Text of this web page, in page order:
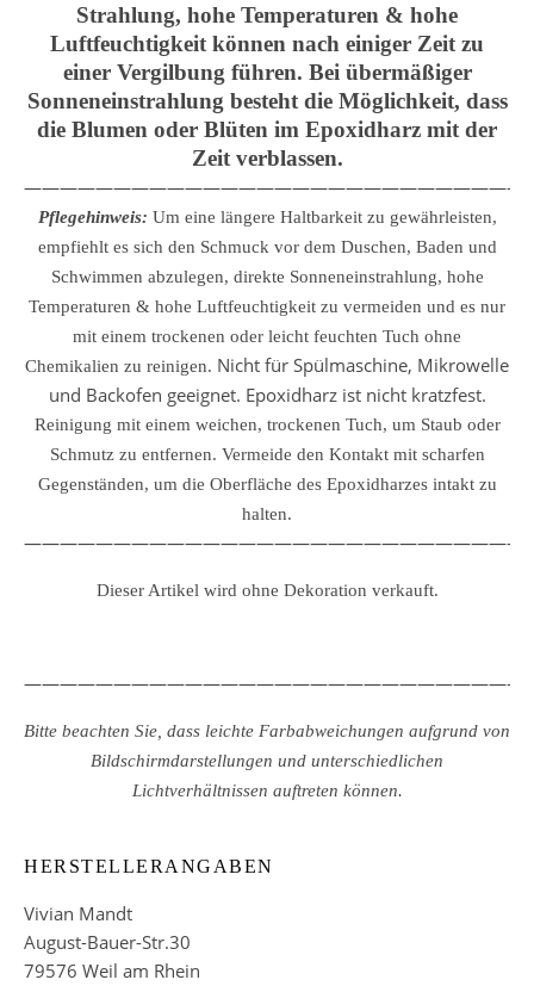
Strahlung, hohe Temperaturen & hohe
Luftfeuchtigkeit können nach einiger Zeit zu
einer Vergilbung führen. Bei übermäßiger
Sonneneinstrahlung besteht die Möglichkeit, dass
die Blumen oder Blüten im Epoxidharz mit der
Zeit verblassen.
Pflegehinweis: Um eine längere Haltbarkeit zu gewährleisten,
empfiehlt es sich den Schmuck vor dem Duschen, Baden und
Schwimmen abzulegen, direkte Sonneneinstrahlung, hohe
Temperaturen & hohe Luftfeuchtigkeit zu vermeiden und es nur
mit einem trockenen oder leicht feuchten Tuch ohne
Chemikalien zu reinigen. Nicht für Spülmaschine, Mikrowelle
und Backofen geeignet. Epoxidharz ist nicht kratzfest.
Reinigung mit einem weichen, trockenen Tuch, um Staub oder
Schmutz zu entfernen. Vermeide den Kontakt mit scharfen
Gegenständen, um die Oberfläche des Epoxidharzes intakt zu
halten.
Dieser Artikel wird ohne Dekoration verkauft.
Bitte beachten Sie, dass leichte Farbabweichungen aufgrund von
Bildschirmdarstellungen und unterschiedlichen
Lichtverhältnissen auftreten können.
HERSTELLERANGABEN
Vivian Mandt
August-Bauer-Str.30
79576 Weil am Rhein